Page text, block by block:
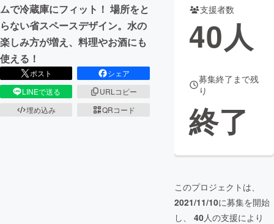
ムで冷蔵庫にフィット！ 場所をと
らない省スペースデザイン。水の
楽しみ方が増え、料理やお酒にも
使える！
ポスト
シェア
LINEで送る
URLコピー
埋め込み
QRコード
支援者数
40人
募集終了まで残
り
終了
このプロジェクトは、
2021/11/10に募集を開始
し、 40人の支援により